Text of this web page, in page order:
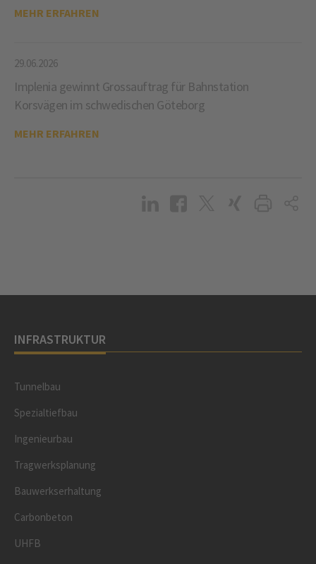
MEHR ERFAHREN
29.06.2026
Implenia gewinnt Grossauftrag für Bahnstation
Korsvägen im schwedischen Göteborg
MEHR ERFAHREN
INFRASTRUKTUR
Tunnelbau
Spezialtiefbau
Ingenieurbau
Tragwerksplanung
Bauwerkserhaltung
Carbonbeton
UHFB